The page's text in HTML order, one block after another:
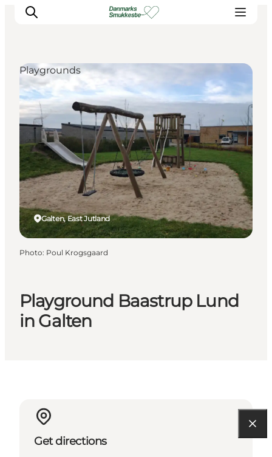
Experience nature
Discover the cities
Plan your trip
Playground Baastrup Lund
in Galten
Galten, East Jutland
Playgrounds
Photo: Poul Krogsgaard
Get directions